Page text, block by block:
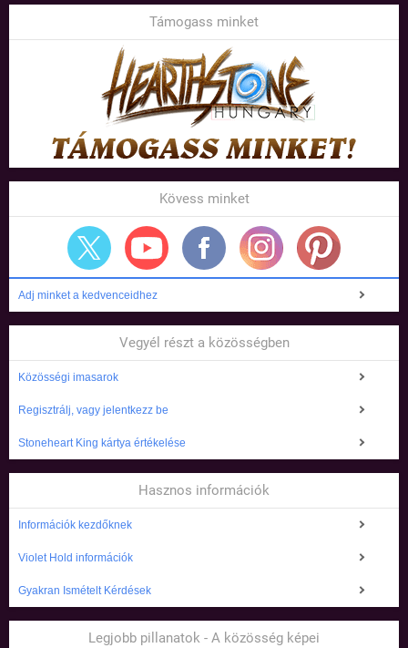
Támogass minket
Kövess minket
Adj minket a kedvenceidhez
Vegyél részt a közösségben
Közösségi imasarok
Regisztrálj, vagy jelentkezz be
Stoneheart King kártya értékelése
Hasznos információk
Információk kezdőknek
Violet Hold információk
Gyakran Ismételt Kérdések
Legjobb pillanatok - A közösség képei